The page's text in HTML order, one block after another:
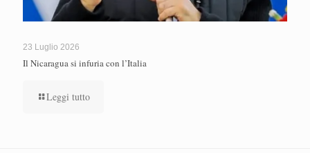
23 Luglio 2026
Il Nicaragua si infuria con l’Italia
Leggi tutto